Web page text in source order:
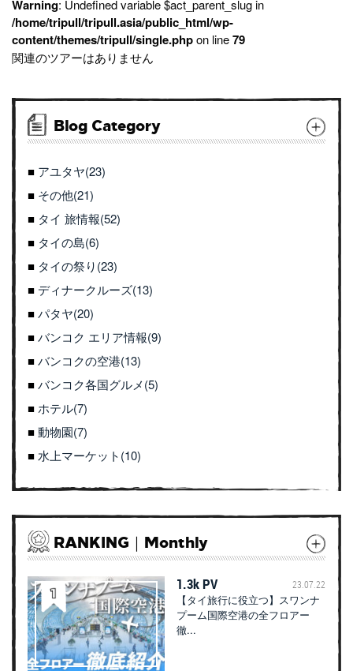
Warning: Undefined variable $act_parent_slug in
/home/tripull/tripull.asia/public_html/wp-
content/themes/tripull/single.phpon line79
関連のツアーはありません
Blog Category
アユタヤ(23)
その他(21)
タイ 旅情報(52)
タイの島(6)
タイの祭り(23)
ディナークルーズ(13)
パタヤ(20)
バンコク エリア情報(9)
バンコクの空港(13)
バンコク各国グルメ(5)
ホテル(7)
動物園(7)
水上マーケット(10)
RANKING｜Monthly
1.3k PV 23.07.22
【タイ旅行に役立つ】スワンナ
プーム国際空港の全フロアー
徹...